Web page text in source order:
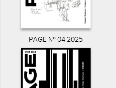
PAGE N° 04 2025